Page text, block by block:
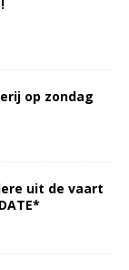
op zondag
uit de vaart